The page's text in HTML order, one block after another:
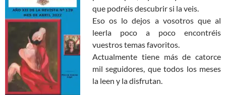
que podréis descubrir si la veis.
Eso os lo dejos a vosotros que al
leerla poco a poco encontréis
vuestros temas favoritos.
Actualmente tiene más de catorce
mil seguidores, que todos los meses
la leen y la disfrutan.